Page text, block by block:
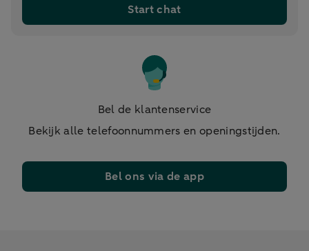
Start chat
Bel de klantenservice
Bekijk alle telefoonnummers en openingstijden.
Bel ons via de app